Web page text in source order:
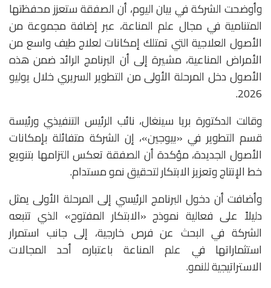
وأوضحت الشركة في بيان اليوم، أن الصفقة ستعزز محفظتها
المتنامية في مجال علم المناعة، عبر إضافة مجموعة من
الأصول العلاجية التي تمتلك إمكانات لعلاج طيف واسع من
الأمراض المناعية، مشيرة إلى أن البرنامج الرائد ضمن هذه
الأصول دخل المرحلة الأولى من التطوير السريري خلال يوليو
2026.
وقالت الدكتورة بريا سينغال، نائب الرئيس التنفيذي ورئيسة
قسم التطوير في «بيوجين»، إن الشركة متفائلة بإمكانات
الأصول الجديدة، مؤكدة أن الصفقة تعكس التزامها بتنويع
خط الإنتاج وتعزيز الابتكار لتحقيق نمو مستدام.
وأضافت أن دخول البرنامج الرئيسي إلى المرحلة الأولى يمثل
دليلاً على فعالية نموذج «الابتكار المفتوح» الذي تتبعه
الشركة في البحث عن فرص خارجية، إلى جانب استمرار
استثماراتها في علم المناعة باعتباره أحد المجالات
الاستراتيجية للنمو.